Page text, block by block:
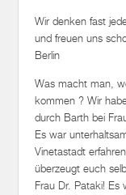
Wir denken fast
und freuen uns
Berlin
Was macht man,
kommen ? Wir
durch Barth bei
Es war
Vinetastadt
überzeugt euch
Frau Dr. Pataki! Es